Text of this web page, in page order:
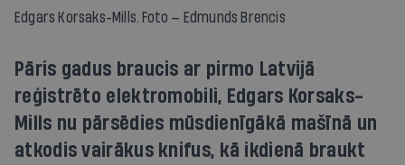
Edgars Korsaks-Mills. Foto — Edmunds Brencis
Pāris gadus braucis ar pirmo Latvijā
reģistrēto elektromobili, Edgars Korsaks-
Mills nu pārsēdies mūsdienīgākā mašīnā un
atkodis vairākus knifus, kā ikdienā braukt